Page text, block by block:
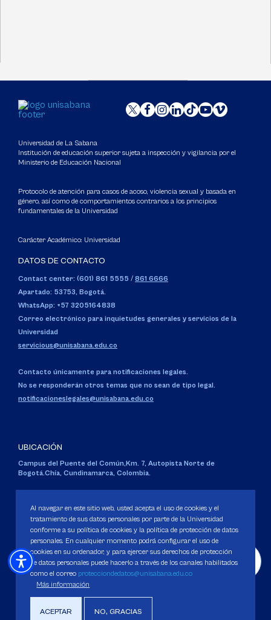
Universidad de La Sabana
Institución de educación superior sujeta a inspección y vigilancia por el
Ministerio de Educación Nacional
Protocolo de atención para casos de acoso, violencia sexual y basada en
género, así como de comportamientos contrarios a los principios
fundamentales de la Universidad
Carácter Académico: Universidad
DATOS DE CONTACTO
Contact center: (601) 861 5555 / 861 6666
Apartado: 53753, Bogotá.
WhatsApp: +57 3205164838
Correo electrónico para inquietudes generales y servicios de la
Universidad
servicious@unisabana.edu.co
Contacto únicamente para notificaciones legales.
No se responderán otros temas que no sean de tipo legal.
notificacioneslegales@unisabana.edu.co
UBICACIÓN
Campus del Puente del Común,Km. 7, Autopista Norte de
Bogotá.Chía, Cundinamarca, Colombia.
Personería Jurídica:Resolución 130 del 14 de enero de 1980.
Ministerio de Educación Nacional.
Política de Protección de datos
Derechos Pecuniarios
Al navegar en este sitio web, usted acepta el uso de cookies y el
tratamiento de sus datos personales por parte de la Universidad
conforme a su política de cookies y la política de protección de datos
personales. En cualquier momento podrá configurar el uso de
cookies en su ordenador, y para ejercer sus derechos de protección
de datos personales puede hacerlo a través de los canales habilitados
como el correo protecciondedatos@unisabana.edu.co
Más información
ACEPTAR NO, GRACIAS